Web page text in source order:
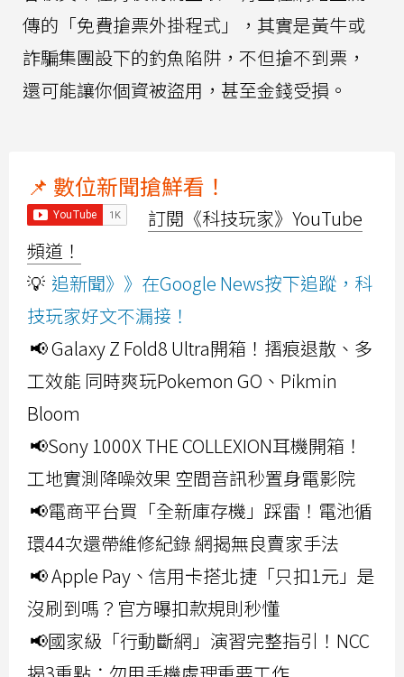
傳的「免費搶票外掛程式」，其實是黃牛或
詐騙集團設下的釣魚陷阱，不但搶不到票，
還可能讓你個資被盜用，甚至金錢受損。
📌 數位新聞搶鮮看！
訂閱《科技玩家》YouTube
頻道！
💡 追新聞》》在Google News按下追蹤，科
技玩家好文不漏接！
📢 Galaxy Z Fold8 Ultra開箱！摺痕退散、多
工效能 同時爽玩Pokemon GO、Pikmin
Bloom
📢Sony 1000X THE COLLEXION耳機開箱！
工地實測降噪效果 空間音訊秒置身電影院
📢電商平台買「全新庫存機」踩雷！電池循
環44次還帶維修紀錄 網揭無良賣家手法
📢 Apple Pay、信用卡搭北捷「只扣1元」是
沒刷到嗎？官方曝扣款規則秒懂
📢國家級「行動斷網」演習完整指引！NCC